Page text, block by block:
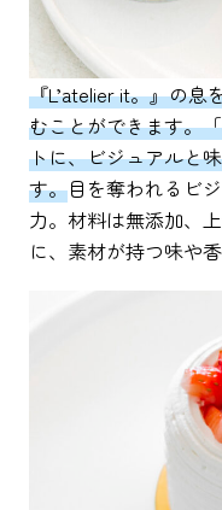
『L’atelier it。』の息
むことができます。
トに、ビジュアルと
す。目を奪われるビ
力。材料は無添加、
に、素材が持つ味や